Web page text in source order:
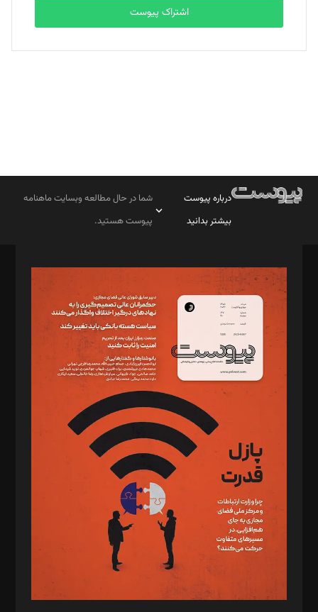
بابک نقاش
تحریریه
اشتراک پیوست
درباره پیوست
بیشتر بدانید
شما در حال مطالعه وبسایت ماهنامه
پیوست هستید.
مدیر مسئول: محمدباقر اثنی‌عشری
سردبیر: مهرک محمودی
دبیر تحریریه: میثم قاسمی
د‌بیر ناداستان: سمانه سمیع
د‌بیر خدمت و تجارت: ابوالفضل رجبی
د‌بیر حقوق فناوری: حسام‌الدین ایپکچی
د‌بیر پیوست جهان: مینا پاکدل
د‌بیر تحریریه آنلاین: بابک نقاش
تحریریه‌: مجتبی محمود‌ی، آرش برهمند، یسنا امان‌پور، سروش کرمیان،
مصطفی مسجدی آرانی، ابوالفضل رجبی، زهرا فکرانه، فائزه فتحی
رستمی،مصطفی باستان
ویرایش: نگار استاد‌‌آقا
طراح یونیفرم: مجید توکلی
فیلمبرداری و عکاسی: امیر شفیعی، مانی لطفی زاده
گرافیک و صفحه‌آرایی: سید‌سبحان‌علی ثابت
مد‌یر توسعه تجاری: کامبیز برید‌
امور مالی: شاپور رهبری، محمد‌ کاظمی‌نیا